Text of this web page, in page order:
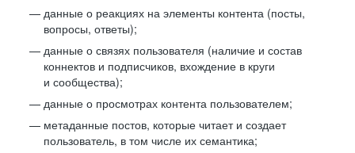
данные о реакциях на элементы контента (посты,
вопросы, ответы);
данные о связях пользователя (наличие и состав
коннектов и подписчиков, вхождение в круги
и сообщества);
данные о просмотрах контента пользователем;
метаданные постов, которые читает и создает
пользователь, в том числе их семантика;